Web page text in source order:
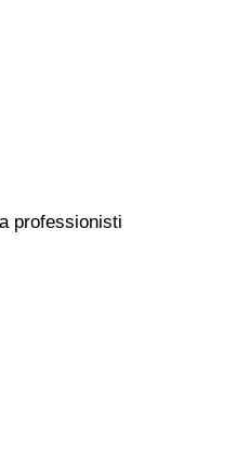
professionisti